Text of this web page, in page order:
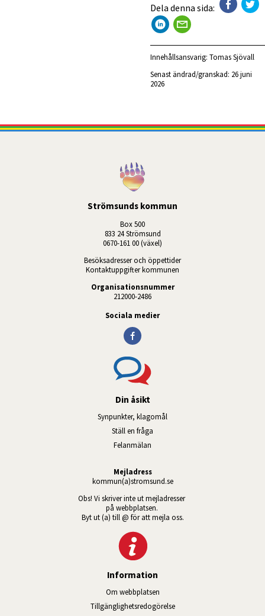
Dela denna sida:
Innehållsansvarig:Tomas Sjövall
Senast ändrad/granskad: 26 juni
2026
Strömsunds kommun
Box 500
833 24 Strömsund
0670-161 00 (växel)
Besöksadresser och öppettider
Kontaktuppgifter kommunen
Organisationsnummer
212000-2486
Sociala medier
Din åsikt
Synpunkter, klagomål
Ställ en fråga
Felanmälan
Mejladress
kommun(a)stromsund.se
Obs! Vi skriver inte ut mejladresser
på webbplatsen.
Byt ut (a) till @ för att mejla oss.
Information
Om webbplatsen
Tillgänglig­hets­redo­görelse